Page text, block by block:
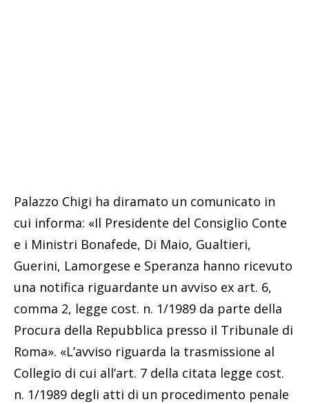
Palazzo Chigi ha diramato un comunicato in
cui informa: «Il Presidente del Consiglio Conte
e i Ministri Bonafede, Di Maio, Gualtieri,
Guerini, Lamorgese e Speranza hanno ricevuto
una notifica riguardante un avviso ex art. 6,
comma 2, legge cost. n. 1/1989 da parte della
Procura della Repubblica presso il Tribunale di
Roma». «L’avviso riguarda la trasmissione al
Collegio di cui all’art. 7 della citata legge cost.
n. 1/1989 degli atti di un procedimento penale